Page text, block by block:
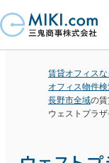
賃貸オフィス
オフィス物件
長野市全域の
ウェストプラ